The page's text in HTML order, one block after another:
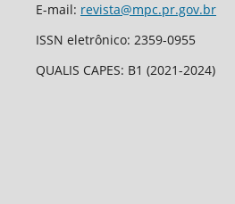
E-mail: revista@mpc.pr.gov.br
ISSN eletrônico: 2359-0955
QUALIS CAPES: B1 (2021-2024)